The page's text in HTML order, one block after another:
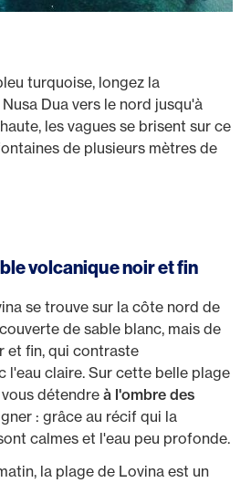
turquoise, longez la
Dua vers le nord jusqu'à
les vagues se brisent sur ce
de plusieurs mètres de
volcanique noir et fin
se trouve sur la côte nord de
de sable blanc, mais de
et fin, qui contraste
l'eau claire. Sur cette belle plage
détendre à l'ombre des
: grâce au récif qui la
calmes et l'eau peu profonde.
la plage de Lovina est un